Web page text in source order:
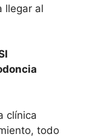
llegar al
clínica
todo